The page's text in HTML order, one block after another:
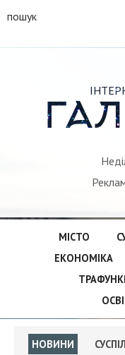
пошук
МІСТО
ЕКОНОМІКА
НОВИНИ